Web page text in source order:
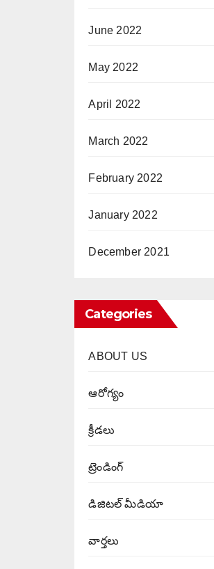
June 2022
May 2022
April 2022
March 2022
February 2022
January 2022
December 2021
Categories
ABOUT US
ఆరోగ్యం
క్రీడలు
ట్రెండింగ్
డిజిటల్ మీడియా
వార్త‌లు